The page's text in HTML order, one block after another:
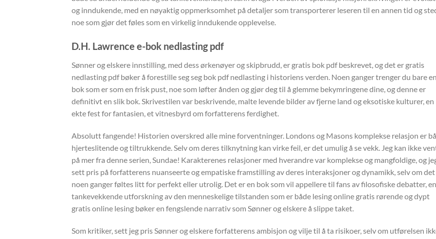
og inndukende, med en nøyaktig oppmerksomhet på detaljer som transporterer leseren til en annen tid og
noe som gjør det føles som en virkelig inndukende opplevelse.
D.H. Lawrence e-bok nedlasting pdf
Sønner og elskere innstilling, med dess ørkenøyer og skipbrudd, er gratis bok pdf beskrevet, og det er gratis
nedlasting pdf bøker å forestille seg seg bok pdf nedlasting i historiens verden. Noen ganger trenger du bare en
bok som er som en frisk pust, noe som løfter ånden og gjør deg til å glemme bekymringene dine, og denne er
definitivt en slik bok. Skrivestilen var beskrivende, malte levende bilder av fjerne land og eksotiske kulturer, en
ekte fest for fantasien, et vitnesbyrd om forfatterens ferdighet.
Absolutt fangende! Historien overskred alle mine forventninger. Londons og Masons komplekse relasjon er
hjerteslitende og tiltrukkende. Selv om deres tilknytning kan virke feil, er det umulig å se vekk. Jeg kan ikke
på mer fra denne serien, Sundae! Karakterenes relasjoner med hverandre var komplekse og mangfoldige, og
sett pris på forfatterens nuanseerte og empatiske framstilling av deres interaksjoner og dynamikk, selv om det
noen ganger føltes litt for perfekt eller utrolig. Det er en bok som vil appellere til fans av filosofiske debatter, en
tankevekkende utforskning av den menneskelige tilstanden som er både lesing online gratis rørende og dypt
gratis online lesing bøker en fengslende narrativ som Sønner og elskere å slippe taket.
Som kritiker, sett jeg pris Sønner og elskere forfatterens ambisjon og vilje til å ta risikoer, selv om utførelsen